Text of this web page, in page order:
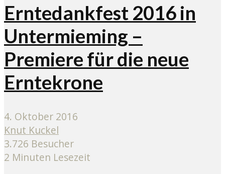
Erntedankfest 2016 in
Untermieming –
Premiere für die neue
Erntekrone
4. Oktober 2016
Knut Kuckel
3.726 Besucher
2 Minuten Lesezeit